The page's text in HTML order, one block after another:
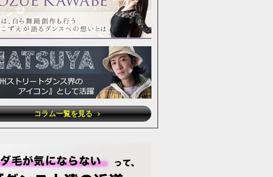
コラム一覧を見る